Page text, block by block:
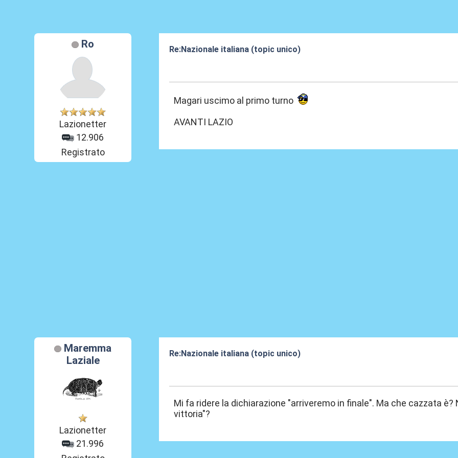
Ro
Lazionetter
12.906
Registrato
Re:Nazionale italiana (topic unico)
Magari uscimo al primo turno
AVANTI LAZIO
Maremma
Laziale
Lazionetter
21.996
Re:Nazionale italiana (topic unico)
Mi fa ridere la dichiarazione "arriveremo in finale". Ma che cazzata
vittoria"?